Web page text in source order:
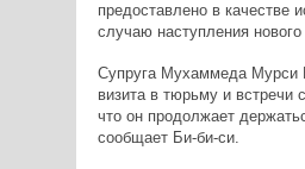
предоставлено в качестве
случаю наступления
Супруга Мухаммеда Мурси
визита в тюрьму и встречи
что он продолжает
сообщает Би-би-си.